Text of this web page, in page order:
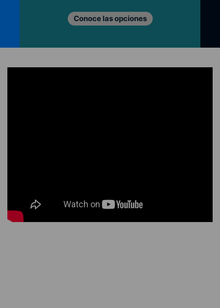
Conoce las opciones